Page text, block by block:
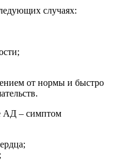
случаях:
от нормы и быстро
АД – симптом